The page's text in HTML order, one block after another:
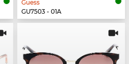
Guess
GU7503 - 01A